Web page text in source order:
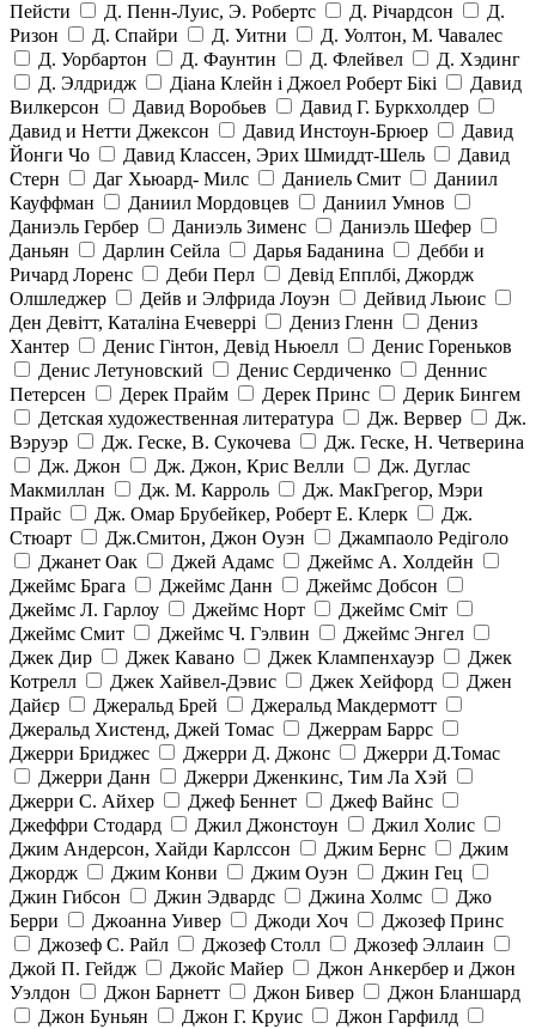
Пейсти
Д. Пенн-Луис, Э. Робертс Д. Річардсон
Д.
Ризон
Д. Спайри Д. Уитни
Д. Уолтон, М. Чавалес
Д. Уорбартон
Д. Фаунтин Д. Флейвел
Д. Хэдинг
Д. Элдридж
Діана Клейн і Джоел Роберт Бікі
Давид
Вилкерсон
Давид Воробьев
Давид Г. Буркхолдер
Давид и Нетти Джексон
Давид Инстоун-Брюер
Давид
Йонги Чо
Давид Классен, Эрих Шмиддт-Шель
Давид
Стерн
Даг Хьюард- Милс Даниель Смит
Даниил
Кауффман
Даниил Мордовцев
Даниил Умнов
Даниэль Гербер
Даниэль Зименс
Даниэль Шефер
Даньян
Дарлин Сейла Дарья Баданина
Дебби и
Ричард Лоренс
Деби Перл
Девід Епплбі, Джордж
Олшледжер
Дейв и Элфрида Лоуэн
Дейвид Льюис
Ден Девітт, Каталіна Ечеверрі
Дениз Гленн
Дениз
Хантер
Денис Гінтон, Девід Ньюелл
Денис Гореньков
Денис Летуновский
Денис Сердиченко
Деннис
Петерсен
Дерек Прайм Дерек Принс
Дерик Бингем
Детская художественная литература
Дж. Вервер
Дж.
Вэруэр
Дж. Геске, В. Сукочева
Дж. Геске, Н. Четверина
Дж. Джон
Дж. Джон, Крис Велли
Дж. Дуглас
Макмиллан
Дж. М. Карроль
Дж. МакГрегор, Мэри
Прайс
Дж. Омар Брубейкер, Роберт Е. Клерк
Дж.
Стюарт
Дж.Смитон, Джон Оуэн
Джампаоло Редіголо
Джанет Оак
Джей Адамс
Джеймс А. Холдейн
Джеймс Брага
Джеймс Данн
Джеймс Добсон
Джеймс Л. Гарлоу
Джеймс Норт
Джеймс Сміт
Джеймс Смит
Джеймс Ч. Гэлвин
Джеймс Энгел
Джек Дир
Джек Кавано Джек Клампенхауэр
Джек
Котрелл
Джек Хайвел-Дэвис Джек Хейфорд
Джен
Дайєр
Джеральд Брей
Джеральд Макдермотт
Джеральд Хистенд, Джей Томас
Джеррам Баррс
Джерри Бриджес
Джерри Д. Джонс
Джерри Д.Томас
Джерри Данн
Джерри Дженкинс, Тим Ла Хэй
Джерри С. Айхер
Джеф Беннет
Джеф Вайнс
Джеффри Стодард
Джил Джонстоун
Джил Холис
Джим Андерсон, Хайди Карлссон
Джим Бернс
Джим
Джордж
Джим Конви Джим Оуэн
Джин Гец
Джин Гибсон
Джин Эдвардс Джина Холмс
Джо
Берри
Джоанна Уивер Джоди Хоч
Джозеф Принс
Джозеф С. Райл
Джозеф Столл
Джозеф Эллаин
Джой П. Гейдж
Джойс Майер
Джон Анкербер и Джон
Уэлдон
Джон Барнетт Джон Бивер
Джон Бланшард
Джон Буньян
Джон Г. Круис
Джон Гарфилд